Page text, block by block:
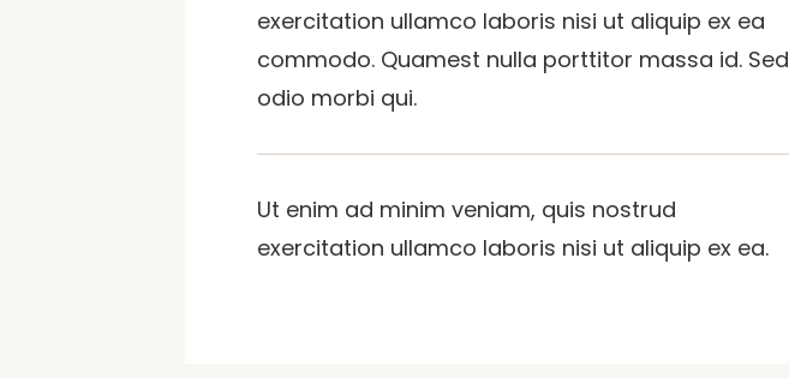
exercitation ullamco laboris nisi ut aliquip ex ea
commodo. Quamest nulla porttitor massa id. Sed
odio morbi qui.
Ut enim ad minim veniam, quis nostrud
exercitation ullamco laboris nisi ut aliquip ex ea.